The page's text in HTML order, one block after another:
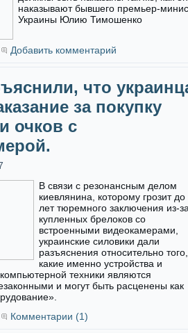
наказывают бывшего премьер-
Украины Юлию Тимошенко
Добавить комментарий
что
за покупку
очков с
В связи с резонансным делом
киевлянина, которому грозит до
лет тюремного заключения из-
купленных брелоков со
встроенными видеокамерами,
украинские силовики дали
разъяснения относительно того,
какие именно устройства и
техники являются
и могут быть расценены как
Комментарии (1)